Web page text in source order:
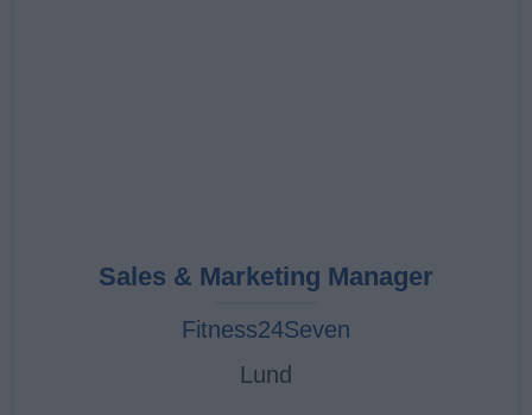
Sales & Marketing Manager
Fitness24Seven
Lund